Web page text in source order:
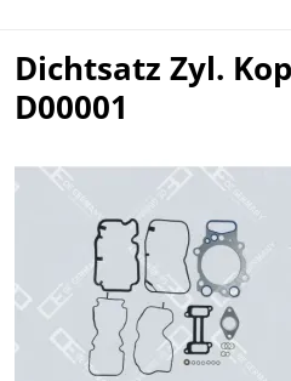
Dichtsatz Zyl.
D00001